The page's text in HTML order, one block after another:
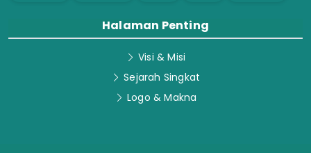
Halaman Penting
Visi & Misi
Sejarah Singkat
Logo & Makna